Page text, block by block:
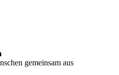
gemeinsam aus